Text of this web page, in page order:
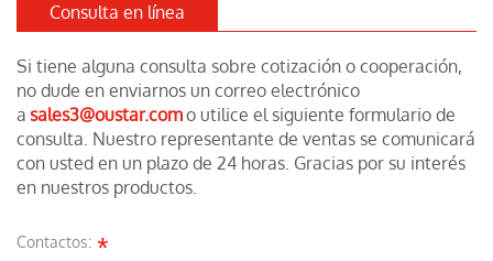
Consulta en línea
Si tiene alguna consulta sobre cotización o cooperación,
no dude en enviarnos un correo electrónico
a sales3@oustar.como utilice el siguiente formulario de
consulta. Nuestro representante de ventas se comunicará
con usted en un plazo de 24 horas. Gracias por su interés
en nuestros productos.
Contactos: *